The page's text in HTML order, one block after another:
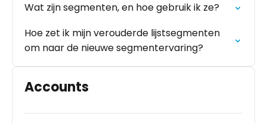
Wat zijn segmenten, en hoe gebruik ik ze?
Hoe zet ik mijn verouderde lijstsegmenten
om naar de nieuwe segmentervaring?
Accounts